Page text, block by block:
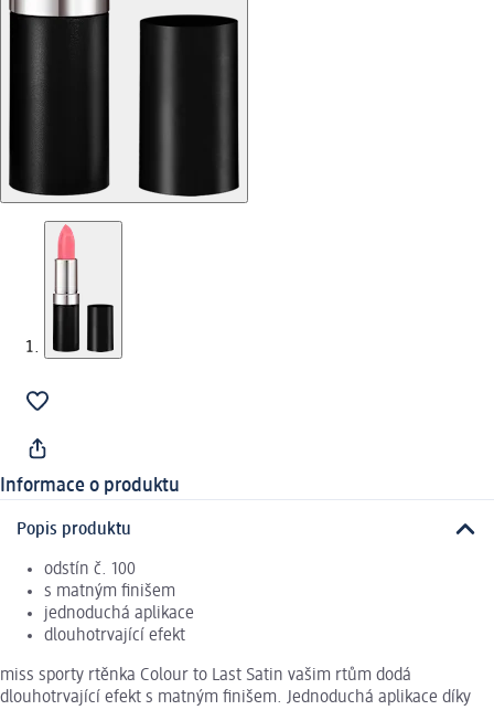
Informace o produktu
Popis produktu
odstín č. 100
s matným finišem
jednoduchá aplikace
dlouhotrvající efekt
miss sporty rtěnka Colour to Last Satin vašim rtům dodá
dlouhotrvající efekt s matným finišem. Jednoduchá aplikace díky